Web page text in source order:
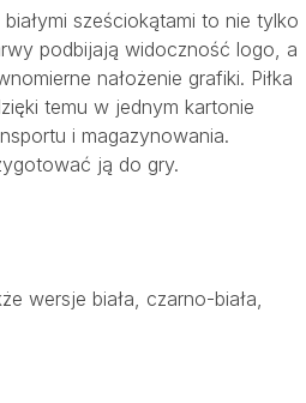
sześciokątami to nie tylko
podbijają widoczność logo, a
nałożenie grafiki. Piłka
temu w jednym kartonie
i magazynowania.
ją do gry.
wersje biała, czarno-biała,